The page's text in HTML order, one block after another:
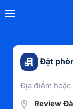
Đặt
Địa điểm hoặc
Review